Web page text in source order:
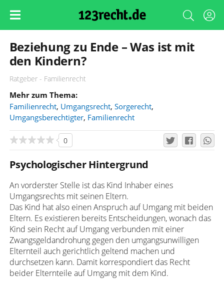
Beziehung zu Ende – Was ist mit
den Kindern?
Ratgeber - Familienrecht
Mehr zum Thema:
Familienrecht, Umgangsrecht, Sorgerecht,
Umgangsberechtigter, Familienrecht
0
Psychologischer Hintergrund
An vorderster Stelle ist das Kind Inhaber eines
Umgangsrechts mit seinen Eltern.
Das Kind hat also einen Anspruch auf Umgang mit beiden
Eltern. Es existieren bereits Entscheidungen, wonach das
Kind sein Recht auf Umgang verbunden mit einer
Zwangsgeldandrohung gegen den umgangsunwilligen
Elternteil auch gerichtlich geltend machen und
durchsetzen kann. Damit korrespondiert das Recht
beider Elternteile auf Umgang mit dem Kind.